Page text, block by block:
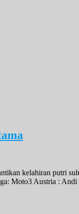
kelahiran putri
Moto3 Austria :